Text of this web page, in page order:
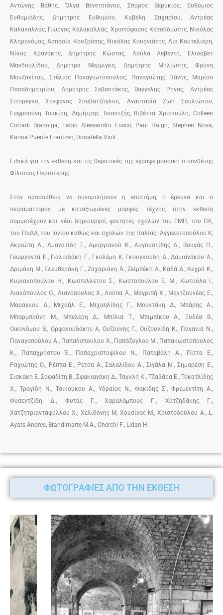
Αντώνης Βάθης, Όλγα Βενετσιάνου, Σπύρος Βερύκιος, Ευθύμιος
Ευθυμιάδης, Δημήτρης Ευθυμίου, Κυβέλη Ζαχαρίου, Αντρέας
Καλακαλλάς, Γιώργος Καλακαλλάς, Χριστόφορος Κατσαδιώτης, Νικόλας
Κληρονόμος, Ασπασία Κουζούπης, Νικόλας Κουρνιάτης, Λία Κουτελιέρη,
Νίκος Κρανάκης, Δημήτρης Κώστας, Λούλα Λεβέντη, Ελισάβετ
Μανδουλίδου, Δήμητρα Μερμίγκη, Δημήτρης Μηλιώτης, Φρύνη
Μουζακίτου, Στέλιος Παναγιωτόπουλος, Παναγιώτης Πάνος, Μαρίου
Παπαδημητρίου, Δημήτρης Σεβαστάκης, Βαγγέλης Ρήνας, Αντρέας
Σιτορέγκο, Στέφανος Σουβατζόγλου, Αναστασία Ζωή Σουλιώτου,
Ευφροσύνη Τσακίρη, Δημήτρης Τσιαντζής, Βιβέττα Χριστούλη, Colleen
Corradi Branniga, Fabio Alessandro Fusco, Paul Haigh, Stephen Nova,
Karina Puente Frantzen, Donatella Violi.
Ειδικά για την έκθεση και τις θεματικές της έγραψε μουσική ο συνθέτης
Φίλιππος Περιστέρης
Στην προσπάθεια να συνομιλήσουν η επιστήμη, η έρευνα και ο
πειραματισμός με καταξιωμένες μορφές τέχνης, στην έκθεση
συμμετέχουν και νέοι δημιουργοί, φοιτητές σχολών του ΕΜΠ, του ΠΚ,
του ΠαΔΑ, του Ιονίου καθώς και σχολών της Ιταλίας: Αγγελετοπούλου Κ,
Ακριώτη Α., Αμανατίδη Ξ., Αμοργιανού Κ., Αυγουστίδης Δ., Βουγάς Π.,
Γεωργαντά Ε., Γιαλιαδάκη Γ., Γκολέμη Κ, Γκουγκούδη Δ., Δαμιανάκου Α.,
Δριμάκη Μ., Ελευθεράκη Γ., Ζαχαριάκη Ά., Ζεϊμπέκη Α., Καδά Δ., Κεχρά Κ.,
Κυριακοπούλου Η., Κωστελλέτου Σ., Κωστοπούλου Ε. Μ., Κωτούλα Ι.,
Λιακόπουλος Ο., Λιανόπουλος Χ., Λούπα Α., Μαγριπή Χ., Μαντζουνέας Ε.,
Μαραγκού Δ., Μιχαήλ Ε., Μιχαηλίδης Γ., Μουντάκη Δ., Μπάρης Α.,
Μπαρμπούνη Μ., Μπελέρη Δ., Μπίλια Τ., Μπιμπίκου Α., Ξυδέα Β.,
Οικονόμου Β., Ορφανουδάκης Α, Ουζούνης Γ., Ουζουνίδη Κ., Παγανιά Ν.,
Παναγοπούλου Α., Παπαδοπούλου Χ., Παπάζογλου Μ., Παπακωστόπουλος
Κ., Παπαχρήστου Έ., Παπαχριστοφίλου Ν., Παταβάλη Α., Πίττα Ε.,
Ραχιώτης Ο., Ρέππα Ε., Ρέτσα Α., Σαλαλίδου Α., Σιγάλα Ν., Σημαρέση Ε.,
Σισκάκη Ε. Σοφαδίτη Β., Σφακιανάκη Δ., Ταγκλή Κ., Τζαβάρα Ε., Τοκατλίδης
Χ., Τραγίδη Ν., Τσικούκου Α., Υδραίος Ν., Φακίδης Σ., Φρεμεντίτη Α.,
Φυσεντζίδη Δ., Φυτάς Γ., Χαραλάμπους Γ., Χατζηδάκης Γ.,
Χατζητριανταφύλλου Χ., Χελιδόνης Μ, Χουσίνας Μ., Χριστοδούλου Α., L.
Ayats Andres, Brandimarte Μ.A., Cherchi F., Lidan H.
ΦΩΤΟΓΡΑΦΙΕΣ ΑΠΟ ΤΗΝ ΕΚΘΕΣΗ